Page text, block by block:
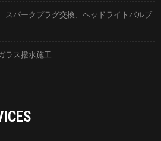
パークプラグ交換、ヘッドライトバルブ
ス撥水施工